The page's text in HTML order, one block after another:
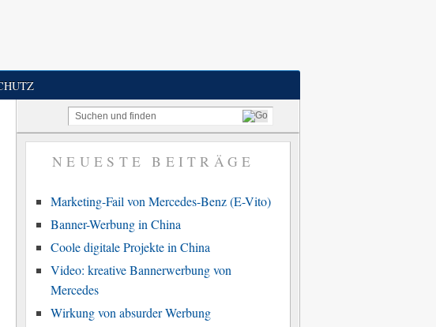
NEUESTE BEITRÄGE
Marketing-Fail von Mercedes-Benz (E-Vito)
Banner-Werbung in China
Coole digitale Projekte in China
Video: kreative Bannerwerbung von
Mercedes
Wirkung von absurder Werbung